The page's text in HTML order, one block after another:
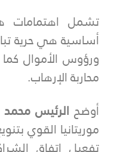
تشمل اهتمامات
أساسية هي حرية
ورؤوس الأموال
محاربة الإرهاب.
أوضح الرئيس محمد
موريتانيا القوي